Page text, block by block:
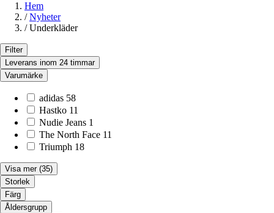
Hem
/ Nyheter
/ Underkläder
Filter
Leverans inom 24 timmar
Varumärke
adidas 58
Hastko 11
Nudie Jeans 1
The North Face 11
Triumph 18
Visa mer (35)
Storlek
Färg
Åldersgrupp